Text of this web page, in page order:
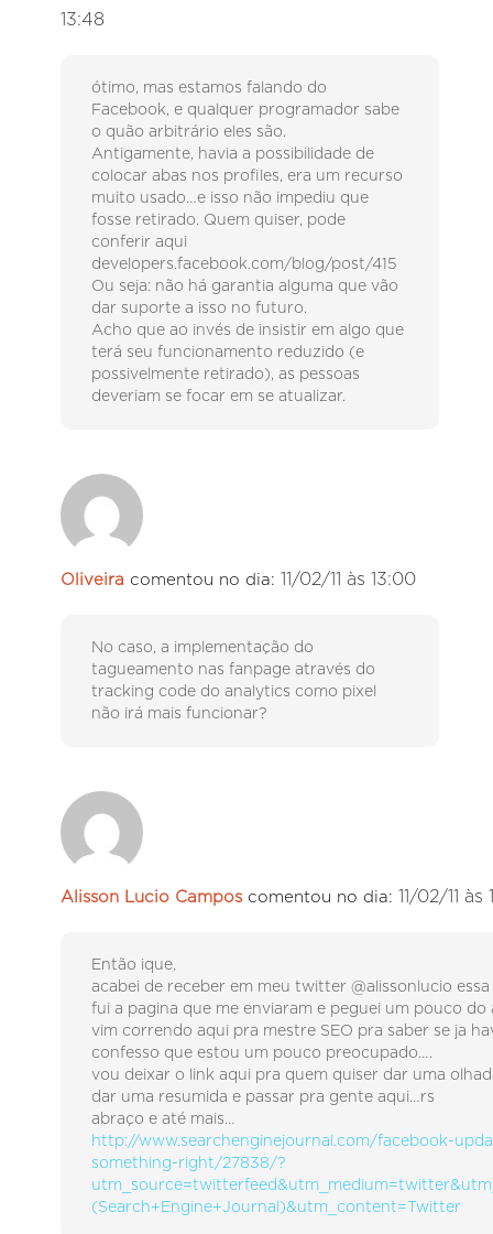
13:48
ótimo, mas estamos falando do
Facebook, e qualquer programador sabe
o quão arbitrário eles são.
Antigamente, havia a possibilidade de
colocar abas nos profiles, era um recurso
muito usado…e isso não impediu que
fosse retirado. Quem quiser, pode
conferir aqui
developers.facebook.com/blog/post/415
Ou seja: não há garantia alguma que vão
dar suporte a isso no futuro.
Acho que ao invés de insistir em algo que
terá seu funcionamento reduzido (e
possivelmente retirado), as pessoas
deveriam se focar em se atualizar.
Oliveira comentou no dia: 11/02/11 às 13:00
No caso, a implementação do
tagueamento nas fanpage através do
tracking code do analytics como pixel
não irá mais funcionar?
Alisson Lucio Campos comentou no dia: 11/02/11 às
Então ique,
acabei de receber em meu twitter @alissonlucio
fui a pagina que me enviaram e peguei um pouco
vim correndo aqui pra mestre SEO pra saber se ja
confesso que estou um pouco preocupado….
vou deixar o link aqui pra quem quiser dar uma
dar uma resumida e passar pra gente aqui…rs
abraço e até mais…
http://www.searchenginejournal.com/facebook-
something-right/27838/?
(Search+Engine+Journal)&utm_content=Twitter